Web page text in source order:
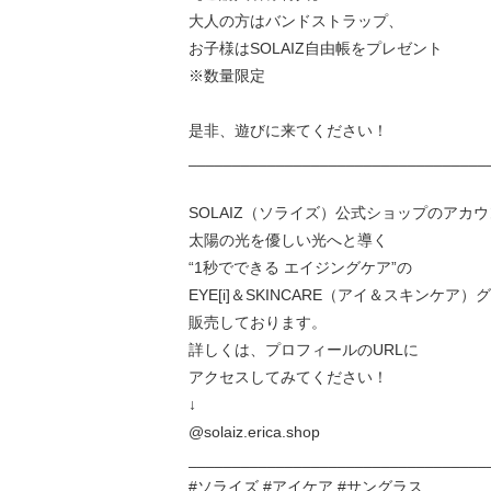
大人の方はバンドストラップ、
お子様はSOLAIZ自由帳をプレゼント
※数量限定
是非、遊びに来てください！
SOLAIZ（ソライズ）公式ショップのアカウ
太陽の光を優しい光へと導く
“1秒でできる エイジングケア”の
EYE[i]＆SKINCARE（アイ＆スキンケア）
販売しております。
詳しくは、プロフィールのURLに
アクセスしてみてください！
↓
@solaiz.erica.shop
#ソライズ #アイケア #サングラス